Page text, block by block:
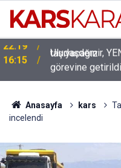
16:15
Uludaşdemir,
görevine getirildi
Anasayfa kars
incelendi